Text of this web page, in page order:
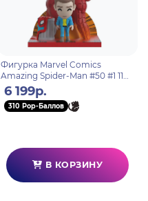
Фигурка Marvel Comics
Amazing Spider-Man #50 #1 11
см
6 199р.
310 Pop-Баллов
В КОРЗИНУ